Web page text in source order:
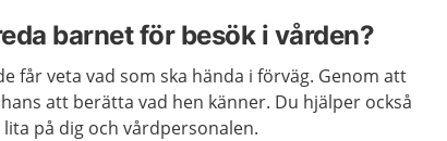
barnet för besök i vården?
får veta vad som ska hända i förväg. Genom att
att berätta vad hen känner. Du hjälper också
på dig och vårdpersonalen.